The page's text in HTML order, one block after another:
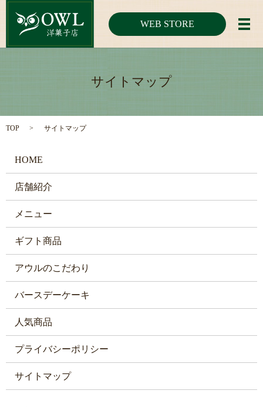
WEB STORE メ
サイトマップ
TOP サイトマップ
HOME
店舗紹介
メニュー
ギフト商品
アウルのこだわり
バースデーケーキ
人気商品
プライバシーポリシー
サイトマップ